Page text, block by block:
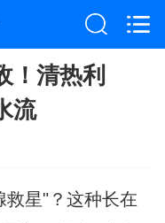
！清热利
流
救星"？这种长在